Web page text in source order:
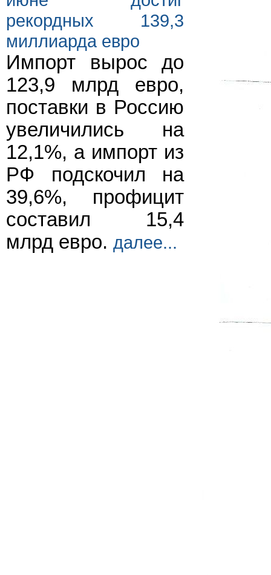
рекордных 139,3
миллиарда евро
Импорт вырос до
123,9 млрд евро,
поставки в Россию
увеличились на
12,1%, а импорт из
РФ подскочил на
39,6%, профицит
составил 15,4
млрд евро. далее...